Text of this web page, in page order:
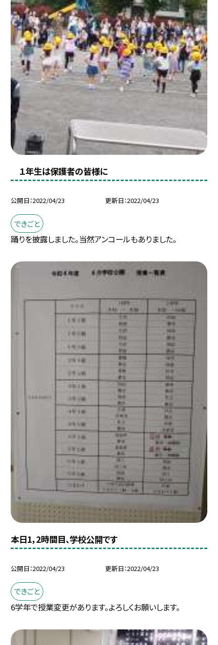
１年生は保護者の皆様に
公開日 2022/04/23 更新日 2022/04/23
できごと
踊りを披露しました。当然アンコールもありました。
本日1，2時間目、学校公開です
公開日 2022/04/23 更新日 2022/04/23
できごと
6学年で授業変更があります。よろしくお願いします。